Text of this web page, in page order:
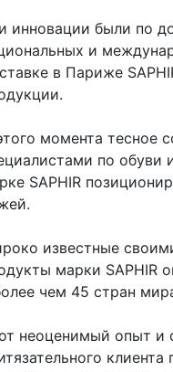
инновации были по
и
в Париже
момента тесное
по обуви
SAPHIR
известные
марки SAPHIR
чем 45 стран
неоценимый опыт и